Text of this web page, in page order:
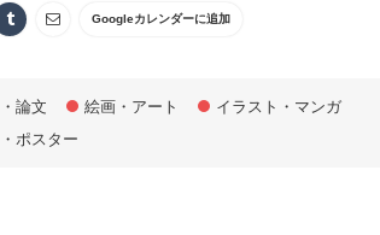
Googleカレンダーに追加
論文 絵画・アート
イラスト・マンガ
ポスター